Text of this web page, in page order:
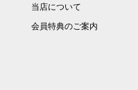
当店について
会員特典のご案内